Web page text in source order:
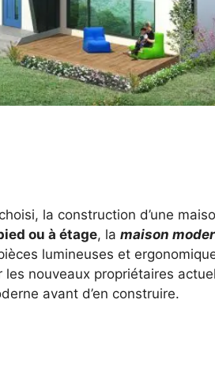
la construction d’une
ou à étage, la maison
lumineuses et
nouveaux propriétaires
avant d’en construire.